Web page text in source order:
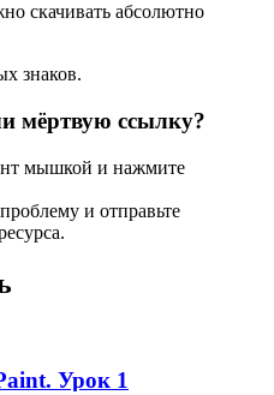
скачивать абсолютно
знаков.
мёртвую ссылку?
мышкой и нажмите
и отправьте
Урок 1